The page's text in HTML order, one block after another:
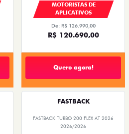
MOTORISTAS DE
APLICATIVOS
De: R$ 126.990,00
R$ 120.690,00
Quero agora!
FASTBACK
FASTBACK TURBO 200 FLEX AT 2026
2026/2026